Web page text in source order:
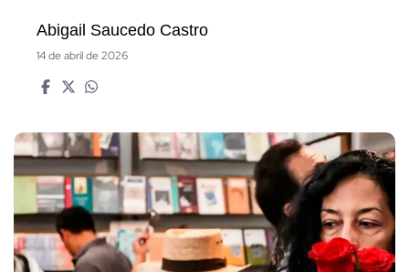
Abigail Saucedo Castro
14 de abril de 2026